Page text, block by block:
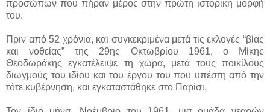
προσώπων που πήραν μέρος στην πρώτη ιστορική μορφή
του.
Πριν από 52 χρόνια, και συγκεκριμένα μετά τις εκλογές “βίας
και νοθείας” της 29ης Οκτωβρίου 1961, ο Μίκης
Θεοδωράκης εγκατέλειψε τη χώρα, μετά τους ποικίλους
διωγμούς του ιδίου και του έργου του που υπέστη από την
τότε κυβέρνηση, και εγκαταστάθηκε στο Παρίσι.